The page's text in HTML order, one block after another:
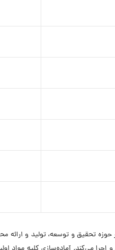
شکلات در سال 1374 فعالیت خود را در حوزه